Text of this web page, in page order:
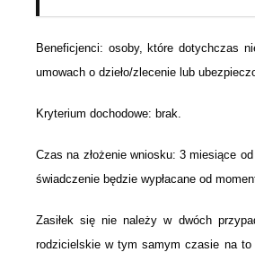
Beneficjenci: osoby, które dotychczas
umowach o dzieło/zlecenie lub
Kryterium dochodowe: brak.
Czas na złożenie wniosku: 3 miesiące
świadczenie będzie wypłacane od
Zasiłek sięnie należy w dwóch
rodzicielskie w tym samym czasie na